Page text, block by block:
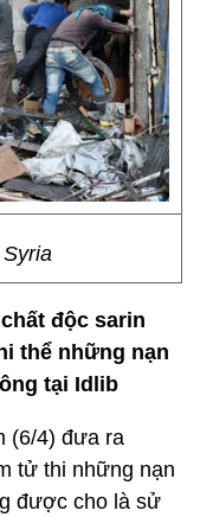
độc sarin
thể những nạn
tại Idlib
(6/4) đưa ra
tử thi những nạn
được cho là sử